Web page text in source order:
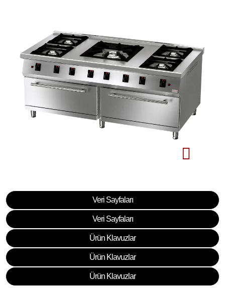
Veri Sayfaları
Veri Sayfaları
Ürün Klavuzlar
Ürün Klavuzlar
Ürün Klavuzlar